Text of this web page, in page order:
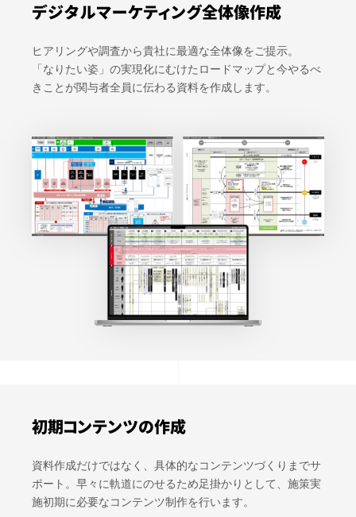
デジタルマーケティング全体像作成
ヒアリングや調査から貴社に最適な全体像をご提示。
「なりたい姿」の実現化にむけたロードマップと今やるべ
きことが関与者全員に伝わる資料を作成します。
初期コンテンツの作成
資料作成だけではなく、具体的なコンテンツづくりまでサ
ポート。早々に軌道にのせるため足掛かりとして、施策実
施初期に必要なコンテンツ制作を行います。